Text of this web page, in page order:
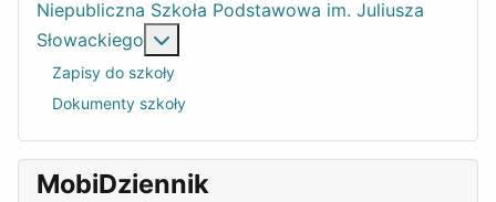
Niepubliczna Szkoła Podstawowa im. Juliusza
Słowackiego
Zapisy do szkoły
Dokumenty szkoły
MobiDziennik